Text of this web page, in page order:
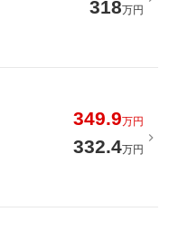
318万円
349.9万円
332.4万円